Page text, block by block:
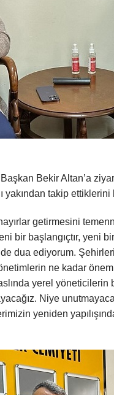
Bekir Altan’a
yakından takip
getirmesini
bir başlangıçtır, yeni
dua ediyorum.
ne kadar
yerel
Niye
yeniden